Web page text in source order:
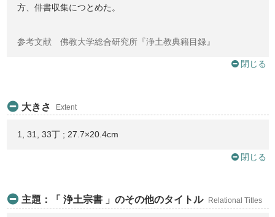
方、俳書収集につとめた。
参考文献 佛教大学総合研究所『浄土教典籍目録』
閉じる
大きさ Extent
1, 31, 33丁 ; 27.7×20.4cm
閉じる
主題：「 浄土宗書 」のその他のタイトル Relational Titles